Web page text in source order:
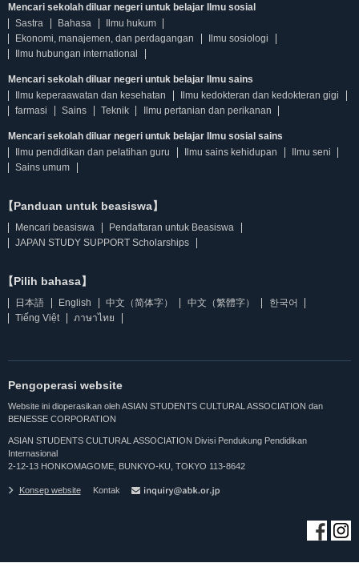
Mencari sekolah diluar negeri untuk belajar Ilmu sosial
Sastra
Bahasa
Ilmu hukum
Ekonomi, manajemen, dan perdagangan
Ilmu sosiologi
Ilmu hubungan international
Mencari sekolah diluar negeri untuk belajar Ilmu sains
Ilmu keperaawatan dan kesehatan
Ilmu kedokteran dan kedokteran gigi
farmasi
Sains Teknik Ilmu pertanian dan perikanan
Mencari sekolah diluar negeri untuk belajar Ilmu sosial sains
Ilmu pendidikan dan pelatihan guru
Ilmu sains kehidupan
Ilmu seni
Sains umum
【Panduan untuk beasiswa】
Mencari beasiswa
Pendaftaran untuk Beasiswa
JAPAN STUDY SUPPORT Scholarships
【Pilih bahasa】
日本語 English 中文（简体字） 中文（繁體字）
한국어
Tiếng Việt
ภาษาไทย
Pengoperasi website
Website ini dioperasikan oleh ASIAN STUDENTS CULTURAL ASSOCIATION dan
BENESSE CORPORATION
ASIAN STUDENTS CULTURAL ASSOCIATION Divisi Pendukung Pendidikan
Internasional
2-12-13 HONKOMAGOME, BUNKYO-KU, TOKYO 113-8642
Konsep website Kontak